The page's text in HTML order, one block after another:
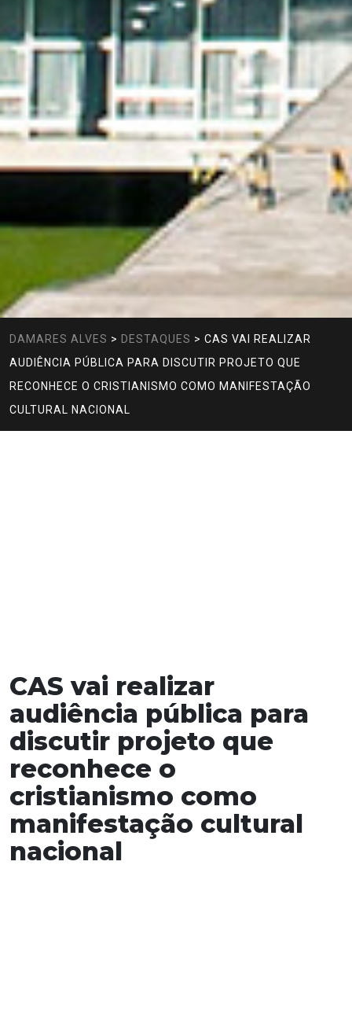
DAMARES ALVES > DESTAQUES > CAS VAI REALIZAR
AUDIÊNCIA PÚBLICA PARA DISCUTIR PROJETO QUE
RECONHECE O CRISTIANISMO COMO MANIFESTAÇÃO
CULTURAL NACIONAL
CAS vai realizar
audiência pública para
discutir projeto que
reconhece o
cristianismo como
manifestação cultural
nacional